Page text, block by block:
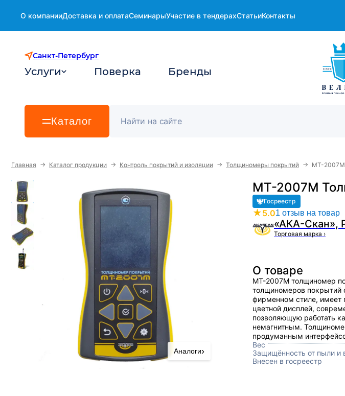
О компанииДоставка и оплатаСеминарыУчастие в тендерахСтатьиКонтакты
Санкт-Петербург
Услуги Поверка Бренды
Каталог
Главная → Каталог продукции → Контроль покрытий и изоляции → Толщиномеры покрытий → МТ-2007М
МТ-2007М
Госреестр
★5.01 отзыв на товар
«АКА-Скан»,
Торговая марка ›
Аналоги›
О товаре
МТ-2007М толщиномер
толщиномеров покрытий
фирменном стиле, имеет
цветной дисплей,
позволяющую работать
немагнитным.
продуманным
Вес
Защищённость от пыли и
Внесен в госреестр